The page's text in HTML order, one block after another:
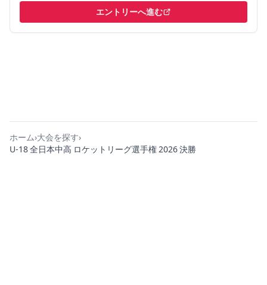
エントリーへ進む
（新しいタブで開く）
ホーム›大会を探す›
U-18 全日本中高 ロケットリーグ選手権 2026 決勝